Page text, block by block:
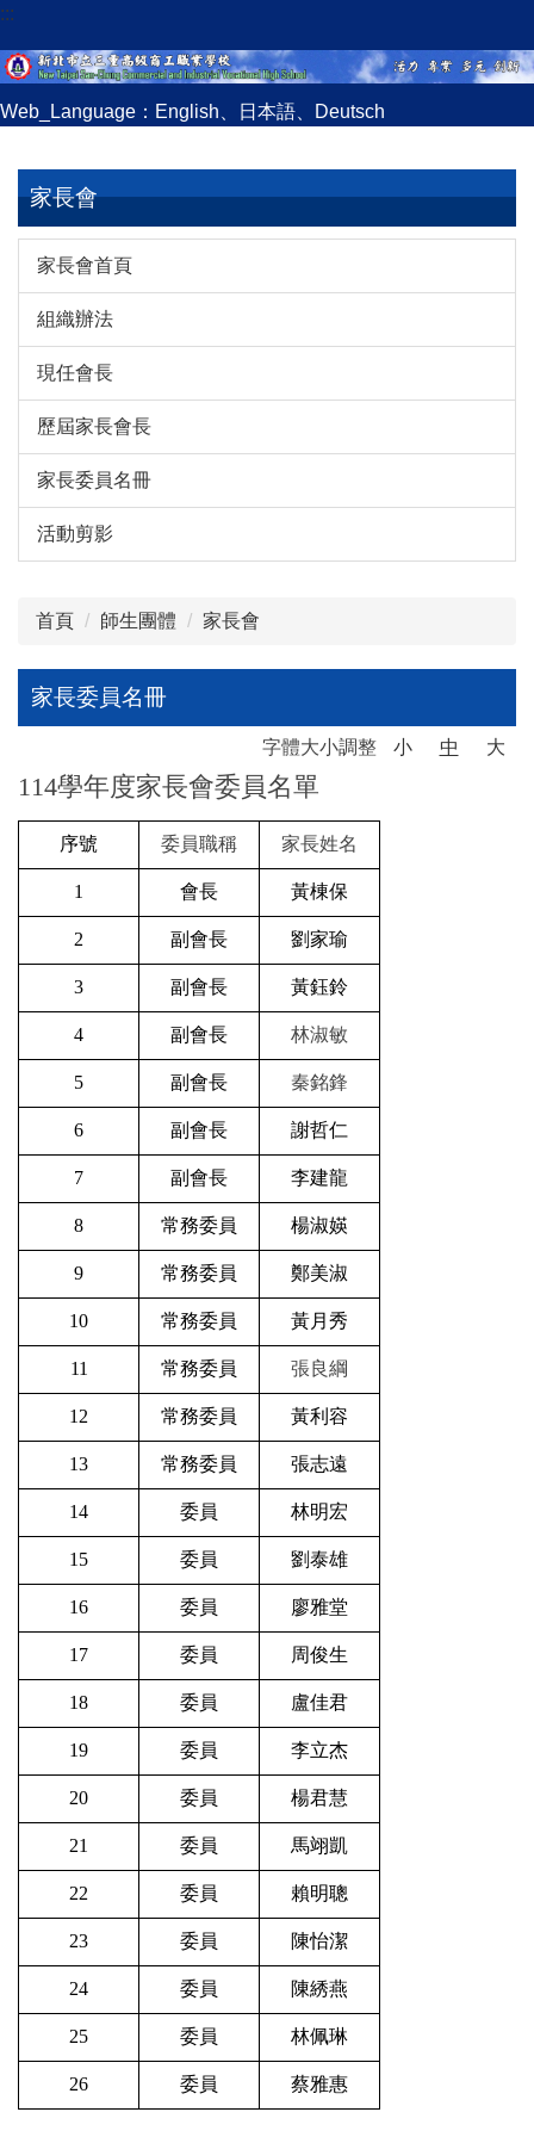
跳
到
主
要
內
:::
Web_Language： English 日本語 Deutsch
家長會
家長會首頁
組織辦法
現任會長
歷屆家長會長
家長委員名冊
活動剪影
首頁 師生團體 家長會
家長委員名冊
字體大小調整 小 中 大
114學年度家長會委員名單
序號 委員職稱 家長姓名
1 會長 黃棟保
2 副會長 劉家瑜
3 副會長 黃鈺鈴
4 副會長 林淑敏
5 副會長 秦銘鋒
6 副會長 謝哲仁
7 副會長 李建龍
8 常務委員 楊淑媖
9 常務委員 鄭美淑
10 常務委員 黃月秀
11 常務委員 張良綱
12 常務委員 黃利容
13 常務委員 張志遠
14 委員 林明宏
15 委員 劉泰雄
16 委員 廖雅堂
17 委員 周俊生
18 委員 盧佳君
19 委員 李立杰
20 委員 楊君慧
21 委員 馬翊凱
22 委員 賴明聰
23 委員 陳怡潔
24 委員 陳綉燕
25 委員 林佩琳
26 委員 蔡雅惠